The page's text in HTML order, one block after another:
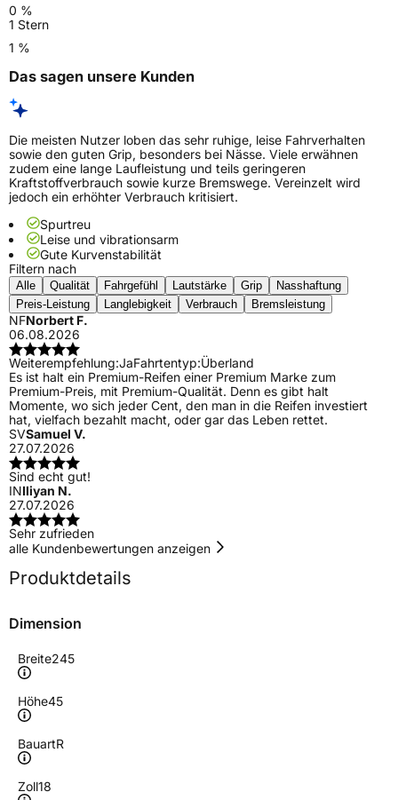
0 %
1 Stern
1 %
Das sagen unsere Kunden
Die meisten Nutzer loben das sehr ruhige, leise Fahrverhalten
sowie den guten Grip, besonders bei Nässe. Viele erwähnen
zudem eine lange Laufleistung und teils geringeren
Kraftstoffverbrauch sowie kurze Bremswege. Vereinzelt wird
jedoch ein erhöhter Verbrauch kritisiert.
Spurtreu
Leise und vibrationsarm
Gute Kurvenstabilität
Filtern nach
Alle Qualität Fahrgefühl Lautstärke Grip
Nasshaftung
Preis-Leistung
Langlebigkeit Verbrauch Bremsleistung
NFNorbert F.
06.08.2026
Weiterempfehlung:JaFahrtentyp:Überland
Es ist halt ein Premium-Reifen einer Premium Marke zum
Premium-Preis, mit Premium-Qualität. Denn es gibt halt
Momente, wo sich jeder Cent, den man in die Reifen investiert
hat, vielfach bezahlt macht, oder gar das Leben rettet.
SVSamuel V.
27.07.2026
Sind echt gut!
INIliyan N.
27.07.2026
Sehr zufrieden
alle Kundenbewertungen anzeigen
Produktdetails
Dimension
Breite245
Höhe45
BauartR
Zoll18